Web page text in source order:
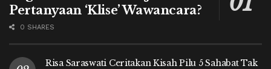
Pertanyaan ‘Klise’ Wawancara?
0 SHARES
Risa Saraswati Ceritakan Kisah Pilu 5 Sahabat Tak